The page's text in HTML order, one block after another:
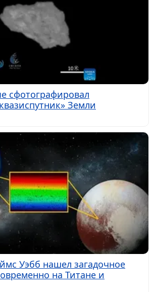
сфотографировал
Земли
Уэбб нашел загадочное
на Титане и